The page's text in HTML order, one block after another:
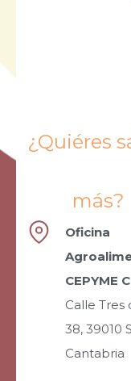
¿Quiéres
más?
Oficina
CEPYME
Calle
38, 39010
Cantabria